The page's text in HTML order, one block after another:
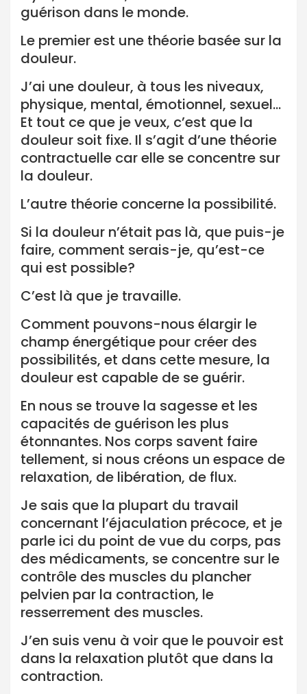
guérison dans le monde.
Le premier est une théorie basée sur la
douleur.
J’ai une douleur, à tous les niveaux,
physique, mental, émotionnel, sexuel…
Et tout ce que je veux, c’est que la
douleur soit fixe. Il s’agit d’une théorie
contractuelle car elle se concentre sur
la douleur.
L’autre théorie concerne la possibilité.
Si la douleur n’était pas là, que puis-je
faire, comment serais-je, qu’est-ce
qui est possible?
C’est là que je travaille.
Comment pouvons-nous élargir le
champ énergétique pour créer des
possibilités, et dans cette mesure, la
douleur est capable de se guérir.
En nous se trouve la sagesse et les
capacités de guérison les plus
étonnantes. Nos corps savent faire
tellement, si nous créons un espace de
relaxation, de libération, de flux.
Je sais que la plupart du travail
concernant l’éjaculation précoce, et je
parle ici du point de vue du corps, pas
des médicaments, se concentre sur le
contrôle des muscles du plancher
pelvien par la contraction, le
resserrement des muscles.
J’en suis venu à voir que le pouvoir est
dans la relaxation plutôt que dans la
contraction.